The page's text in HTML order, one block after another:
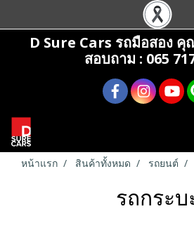
D Sure Cars รถมือสอง
สอบถาม : 065
หน้าแรก สินค้าทั้งหมด รถยนต์
รถกระบ